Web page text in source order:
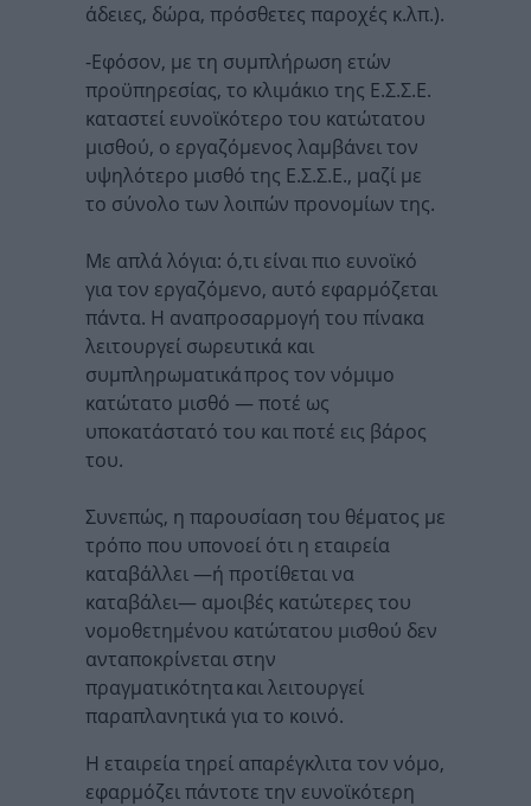
άδειες, δώρα, πρόσθετες παροχές κ.λπ.).
-Εφόσον, με τη συμπλήρωση ετών
προϋπηρεσίας, το κλιμάκιο της Ε.Σ.Σ.Ε.
καταστεί ευνοϊκότερο του κατώτατου
μισθού, ο εργαζόμενος λαμβάνει τον
υψηλότερο μισθό της Ε.Σ.Σ.Ε., μαζί με
το σύνολο των λοιπών προνομίων της.
Με απλά λόγια: ό,τι είναι πιο ευνοϊκό
για τον εργαζόμενο, αυτό εφαρμόζεται
πάντα. Η αναπροσαρμογή του πίνακα
λειτουργεί σωρευτικά και
συμπληρωματικά προς τον νόμιμο
κατώτατο μισθό — ποτέ ως
υποκατάστατό του και ποτέ εις βάρος
του.
Συνεπώς, η παρουσίαση του θέματος με
τρόπο που υπονοεί ότι η εταιρεία
καταβάλλει —ή προτίθεται να
καταβάλει— αμοιβές κατώτερες του
νομοθετημένου κατώτατου μισθού δεν
ανταποκρίνεται στην
πραγματικότητα και λειτουργεί
παραπλανητικά για το κοινό.
Η εταιρεία τηρεί απαρέγκλιτα τον νόμο,
εφαρμόζει πάντοτε την ευνοϊκότερη